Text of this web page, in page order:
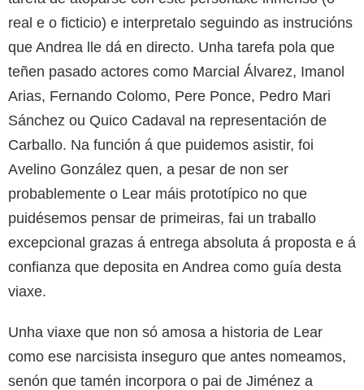
real e o ficticio) e interpretalo seguindo as instrucións
que Andrea lle dá en directo. Unha tarefa pola que
teñen pasado actores como Marcial Álvarez, Imanol
Arias, Fernando Colomo, Pere Ponce, Pedro Mari
Sánchez ou Quico Cadaval na representación de
Carballo. Na función á que puidemos asistir, foi
Avelino González quen, a pesar de non ser
probablemente o Lear máis prototípico no que
puidésemos pensar de primeiras, fai un traballo
excepcional grazas á entrega absoluta á proposta e á
confianza que deposita en Andrea como guía desta
viaxe.
Unha viaxe que non só amosa a historia de Lear
como ese narcisista inseguro que antes nomeamos,
senón que tamén incorpora o pai de Jiménez a